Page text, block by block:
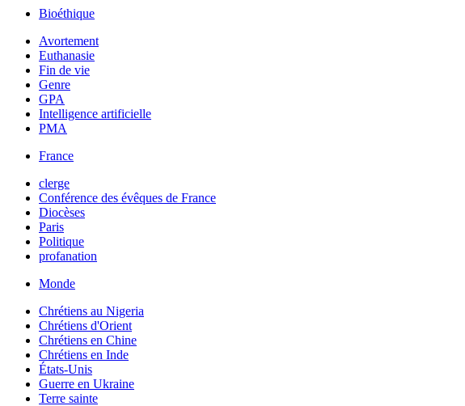
Bioéthique
Avortement
Euthanasie
Fin de vie
Genre
GPA
Intelligence artificielle
PMA
France
clerge
Conférence des évêques de France
Diocèses
Paris
Politique
profanation
Monde
Chrétiens au Nigeria
Chrétiens d'Orient
Chrétiens en Chine
Chrétiens en Inde
États-Unis
Guerre en Ukraine
Terre sainte